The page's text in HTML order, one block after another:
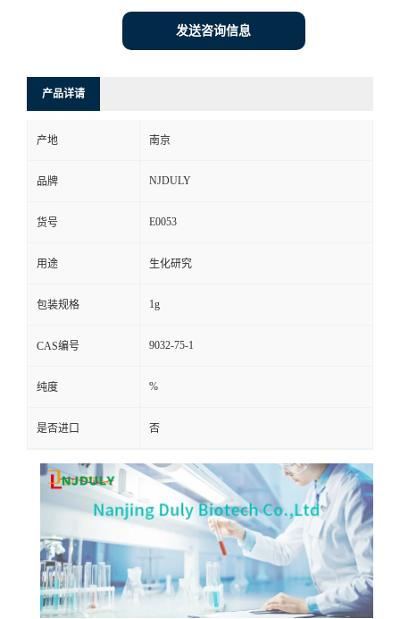
发送咨询信息
产品详请
产地 南京
品牌 NJDULY
货号 E0053
用途 生化研究
包装规格 1g
CAS编号 9032-75-1
纯度 %
是否进口 否